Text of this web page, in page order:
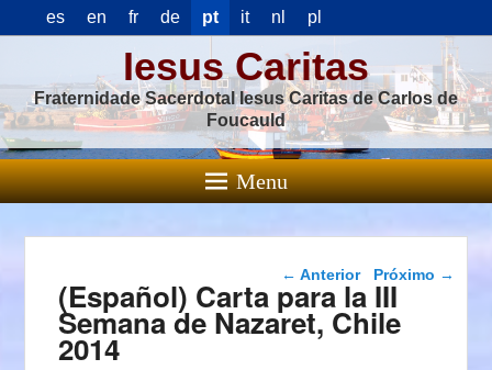
es en fr de pt it nl pl
Iesus Caritas
Fraternidade Sacerdotal Iesus Caritas de Carlos de
Foucauld
Menu
Navegação das
postagens
← Anterior Próximo →
(Español) Carta para la III
Semana de Nazaret, Chile
2014